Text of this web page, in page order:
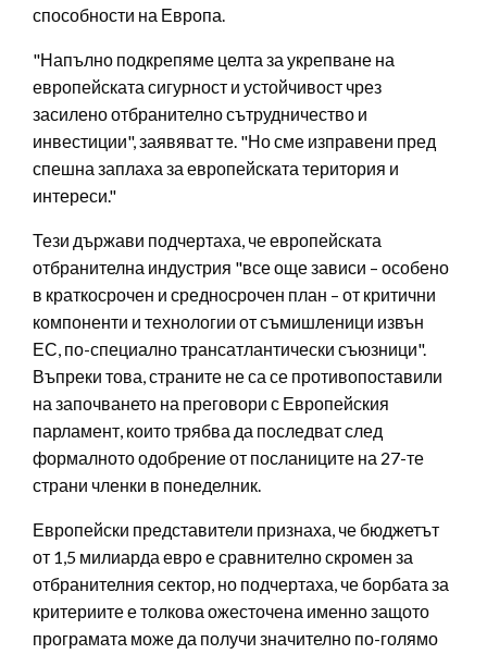
способности на Европа.
"Напълно подкрепяме целта за укрепване на
европейската сигурност и устойчивост чрез
засилено отбранително сътрудничество и
инвестиции", заявяват те. "Но сме изправени пред
спешна заплаха за европейската територия и
интереси."
Тези държави подчертаха, че европейската
отбранителна индустрия "все още зависи – особено
в краткосрочен и средносрочен план – от критични
компоненти и технологии от съмишленици извън
ЕС, по-специално трансатлантически съюзници".
Въпреки това, страните не са се противопоставили
на започването на преговори с Европейския
парламент, които трябва да последват след
формалното одобрение от посланиците на 27-те
страни членки в понеделник.
Европейски представители признаха, че бюджетът
от 1,5 милиарда евро е сравнително скромен за
отбранителния сектор, но подчертаха, че борбата за
критериите е толкова ожесточена именно защото
програмата може да получи значително по-голямо